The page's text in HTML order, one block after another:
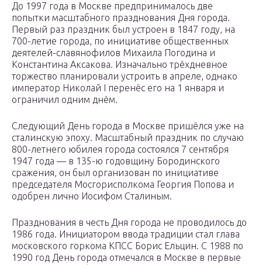
До 1997 года в Москве предпринималось две
попытки масштабного празднования Дня города.
Первый раз праздник был устроен в 1847 году, на
700-летие города, по инициативе общественных
деятелей-славянофилов Михаила Погодина и
Константина Аксакова. Изначально трёхдневное
торжество планировали устроить в апреле, однако
император Николай I перенёс его на 1 января и
ограничил одним днём.
Следующий День города в Москве пришёлся уже на
сталинскую эпоху. Масштабный праздник по случаю
800-летнего юбилея города состоялся 7 сентября
1947 года — в 135-ю годовщину Бородинского
сражения, он был организован по инициативе
председателя Мосгорисполкома Георгия Попова и
одобрен лично Иосифом Сталиным.
Празднования в честь Дня города не проводилось до
1986 года. Инициатором ввода традиции стал глава
московского горкома КПСС Борис Ельцин. С 1988 по
1990 год День города отмечался в Москве в первые